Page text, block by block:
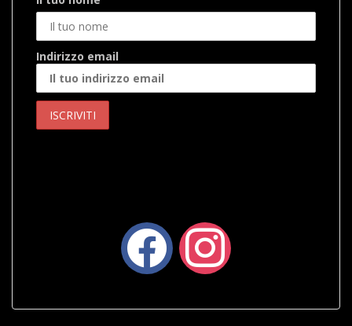
Indirizzo email
facebook instagram